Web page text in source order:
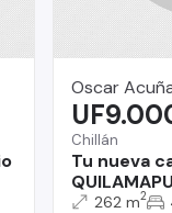
Oscar
Chillán
Tu nueva
QUILAMAPU
262 m2